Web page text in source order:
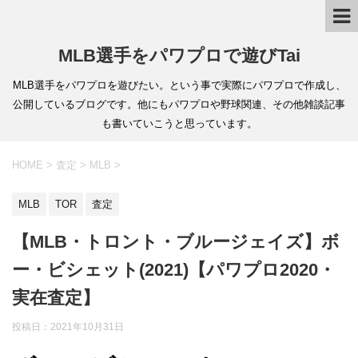
MLB選手をパワプロで遊びTai
MLB選手をパワプロを遊びたい。という事で実際にパワプロで作成し、
公開しているブログです。他にもパワプロや野球関連、その他雑談記事
も書いていこうと思っています。
HOME > 査定 > MLB >
MLB TOR 査定
【MLB・トロント・ブルージェイズ】ボ
ー・ビシェット(2021)【パワプロ2020・
実在査定】
投稿日： 2021年10月31日